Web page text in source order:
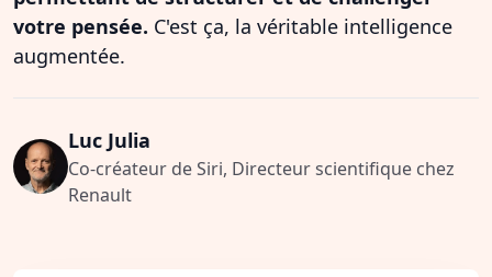
votre pensée. C'est ça, la véritable intelligence
augmentée.
Luc Julia
Co-créateur de Siri, Directeur scientifique chez
Renault